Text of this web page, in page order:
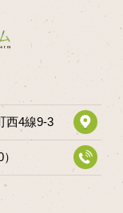
西4線9-3